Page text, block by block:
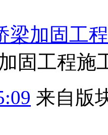
梁加固工
固工程施
来自版